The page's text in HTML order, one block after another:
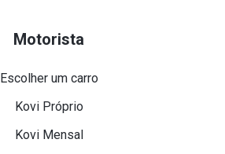
Motorista
Escolher um carro
Kovi Próprio
Kovi Mensal